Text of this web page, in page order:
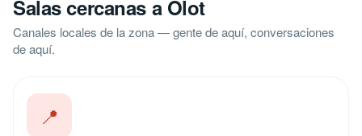
Salas cercanas a Olot
Canales locales de la zona — gente de aquí, conversaciones
de aquí.
📍